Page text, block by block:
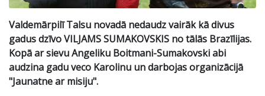
Valdemārpilī Talsu novadā nedaudz vairāk kā divus
gadus dzīvo VILJAMS SUMAKOVSKIS no tālās Brazīlijas.
Kopā ar sievu Angeliku Boitmani-Sumakovski abi
audzina gadu veco Karolinu un darbojas organizācijā
"Jaunatne ar misiju".